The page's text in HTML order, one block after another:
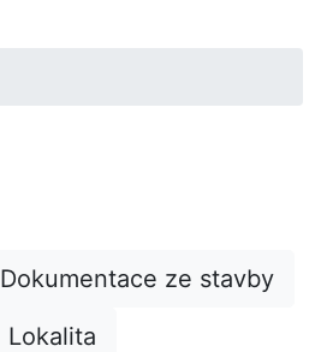
Dokumentace ze stavby
Lokalita